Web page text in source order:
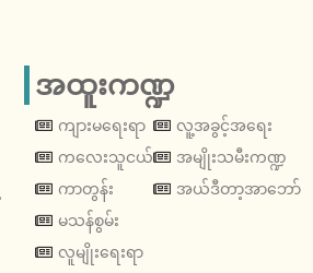
အထူးကဏ္ဍ
ကျားမရေးရာ
ကလေးသူငယ်
ကာတွန်း
မသန်စွမ်း
လူမျိုးရေးရာ
လူ့အခွင့်အရေး
အမျိုးသမီးကဏ္ဍ
အယ်ဒီတာ့အာဘော်